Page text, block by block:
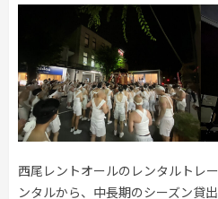
西尾レントオールのレンタルトレ
ンタルから、中長期のシーズン貸出